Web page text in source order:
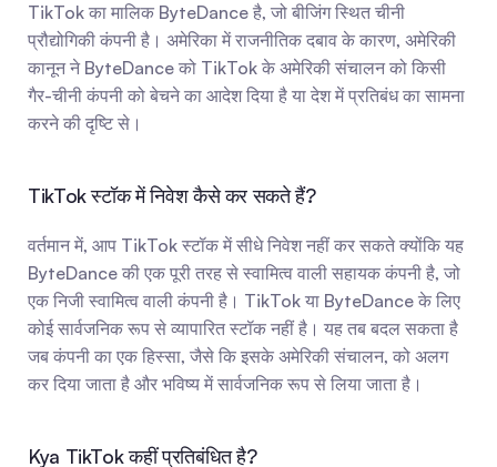
TikTok का मालिक ByteDance है, जो बीजिंग स्थित चीनी
प्रौद्योगिकी कंपनी है। अमेरिका में राजनीतिक दबाव के कारण, अमेरिकी
कानून ने ByteDance को TikTok के अमेरिकी संचालन को किसी
गैर-चीनी कंपनी को बेचने का आदेश दिया है या देश में प्रतिबंध का सामना
करने की दृष्टि से।
TikTok स्टॉक में निवेश कैसे कर सकते हैं?
वर्तमान में, आप TikTok स्टॉक में सीधे निवेश नहीं कर सकते क्योंकि यह
ByteDance की एक पूरी तरह से स्वामित्व वाली सहायक कंपनी है, जो
एक निजी स्वामित्व वाली कंपनी है। TikTok या ByteDance के लिए
कोई सार्वजनिक रूप से व्यापारित स्टॉक नहीं है। यह तब बदल सकता है
जब कंपनी का एक हिस्सा, जैसे कि इसके अमेरिकी संचालन, को अलग
कर दिया जाता है और भविष्य में सार्वजनिक रूप से लिया जाता है।
Kya TikTok कहीं प्रतिबंधित है?